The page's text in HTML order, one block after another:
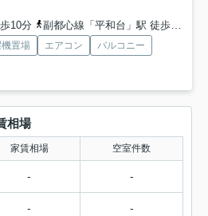
10分
副都心線「平和台」駅 徒歩10分
置場 エアコン
バルコニー
相場
家賃相場 空室件数
- -
- -